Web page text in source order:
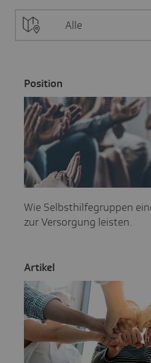
Alle
Posi­tion
Wie Selbsthilfegruppen
zur Versorgung leisten.
Artikel